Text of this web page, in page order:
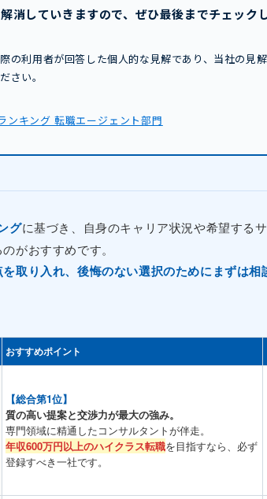
消していきますので、ぜひ最後までチェック
の利用者が回答した個人的な見解であり、当社の見
さい。
ンキング 転職エージェント部門
グに基づき、自身のキャリア状況や希望する
がおすすめです。
取り入れ、後悔のない選択のためにまずは相
おすすめポイント
【総合第1位】
質の高い提案と交渉力が最大の強み。
専門領域に精通したコンサルタントが伴走。
年収600万円以上のハイクラス転職を目指すなら、必ず
登録すべき一社です。